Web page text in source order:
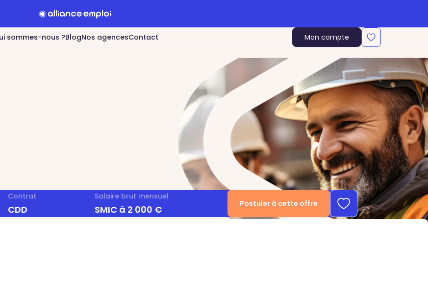
sommes-nous ?BlogNos agencesContact
Mon compte
Contrat
CDD
Salaire brut mensuel
SMIC à 2 000 € Postuler à cette offre